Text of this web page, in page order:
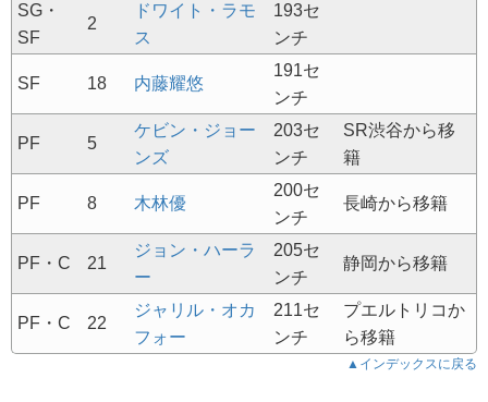
SG・
SF
2
ドワイト・ラモ
ス
193セ
ンチ
SF 18 内藤耀悠
191セ
ンチ
PF 5
ケビン・ジョー
ンズ
203セ
ンチ
SR渋谷から移
籍
PF 8 木林優
200セ
ンチ
長崎から移籍
PF・C 21
ジョン・ハーラ
ー
205セ
ンチ
静岡から移籍
PF・C 22
ジャリル・オカ
フォー
211セ
ンチ
プエルトリコか
ら移籍
▲インデックスに戻る